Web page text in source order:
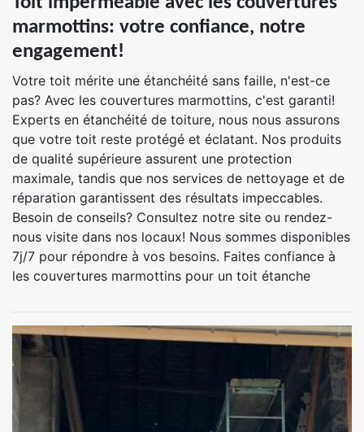
marmottins: votre confiance, notre
engagement!
Votre toit mérite une étanchéité sans faille, n'est-ce
pas? Avec les couvertures marmottins, c'est garanti!
Experts en étanchéité de toiture, nous nous assurons
que votre toit reste protégé et éclatant. Nos produits
de qualité supérieure assurent une protection
maximale, tandis que nos services de nettoyage et de
réparation garantissent des résultats impeccables.
Besoin de conseils? Consultez notre site ou rendez-
nous visite dans nos locaux! Nous sommes disponibles
7j/7 pour répondre à vos besoins. Faites confiance à
les couvertures marmottins pour un toit étanche